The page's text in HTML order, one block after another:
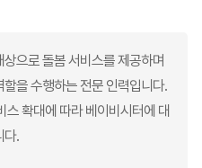
으로 돌봄 서비스를 제공하며
을 수행하는 전문 인력입니다.
스 확대에 따라 베이비시터에 대
다.